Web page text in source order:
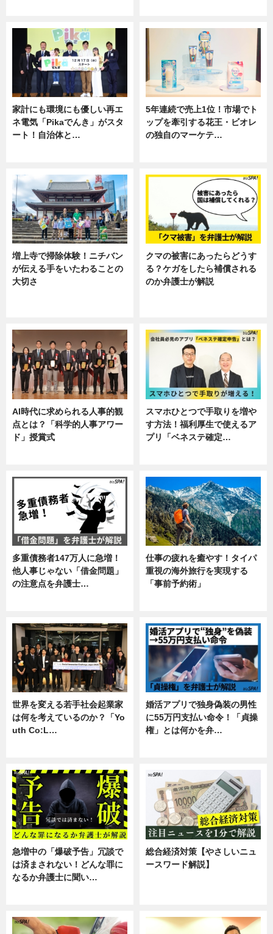
家計にも環境にも優しい再エ
ネ電気「Pikaでんき」がスタ
ート！自治体と…
5年連続で売上1位！市場でト
ップを牽引する花王・ビオレ
の独自のマーケテ…
増上寺で掃除体験！ニチバン
が伝える手をいたわることの
大切さ
クマの被害にあったらどうす
る？ケガをしたら補償される
のか弁護士が解説
AI時代に求められる人事的観
点とは？「科学的人事アワー
ド」授賞式
スマホひとつで手取りを増や
す方法！福利厚生で使えるア
プリ「ベネステ確定…
多重債務者147万人に急増！
他人事じゃない「借金問題」
の注意点を弁護士…
仕事の疲れを癒やす！タイパ
重視の海外旅行を実現する
「事前予約術」
世界を変える若手社会起業家
は何を考えているのか？「Yo
uth Co:L…
婚活アプリで独身偽装の男性
に55万円支払い命令！「貞操
権」とは何かを弁…
急増中の「爆破予告」冗談で
は済まされない！どんな罪に
なるか弁護士に聞い…
総合経済対策【やさしいニュ
ースワード解説】